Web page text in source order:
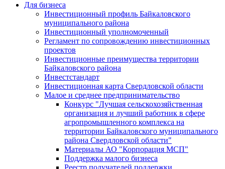
Для бизнеса
Инвестиционный профиль Байкаловского
муниципального района
Инвестиционный уполномоченный
Регламент по сопровождению инвестиционных
проектов
Инвестиционные преимущества территории
Байкаловского района
Инвестстандарт
Инвестиционная карта Свердловской области
Малое и среднее предпринимательство
Конкурс "Лучшая сельскохозяйственная
организация и лучший работник в сфере
агропромышленного комплекса на
территории Байкаловского муниципального
района Свердловской области"
Материалы АО "Корпорация МСП"
Поддержка малого бизнеса
Реестр получателей поддержки